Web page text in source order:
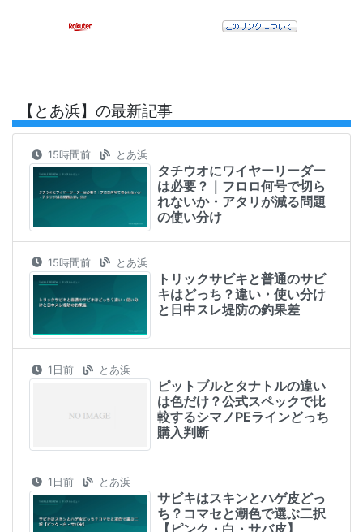
【とあ浜】の最新記事
15時間前 とあ浜
タチウオにワイヤーリーダー
は必要？｜フロロ何号で切ら
れないか・アタリが減る問題
の使い分け
15時間前 とあ浜
トリックサビキと普通のサビ
キはどっち？違い・使い分け
と日中スレ堤防の釣果差
1日前 とあ浜
ピットブルとタナトルの違い
は色だけ？公式スペックで比
較するシマノPEラインどっち
購入判断
1日前 とあ浜
サビキはスキンとハゲ皮どっ
ち？コマセと潮色で選ぶ二択
【ピンク・白・サバ皮】